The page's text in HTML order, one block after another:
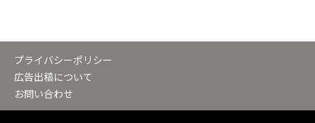
プライバシーポリシー
広告出稿について
お問い合わせ